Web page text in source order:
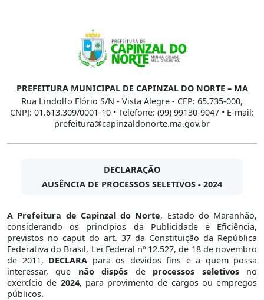
PREFEITURA MUNICIPAL DE CAPINZAL DO NORTE – MA
Rua Lindolfo Flório S/N - Vista Alegre - CEP: 65.735-000,
CNPJ: 01.613.309/0001-10 • Telefone: (99) 99130-9047 • E-mail:
prefeitura@capinzaldonorte.ma.gov.br
DECLARAÇÃO
AUSÊNCIA DE PROCESSOS SELETIVOS - 2024
A Prefeitura de Capinzal do Norte, Estado do Maranhão,
considerando os princípios da Publicidade e Eficiência,
previstos no caput do art. 37 da Constituição da República
Federativa do Brasil, Lei Federal nº 12.527, de 18 de novembro
de 2011, DECLARA para os devidos fins e a quem possa
interessar, que não dispôs de processos seletivosno
exercício de 2024, para provimento de cargos ou empregos
públicos.